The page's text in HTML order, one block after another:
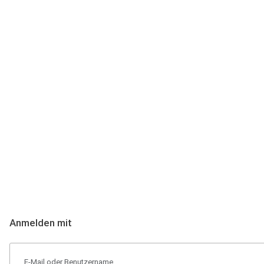
Anmelden mit